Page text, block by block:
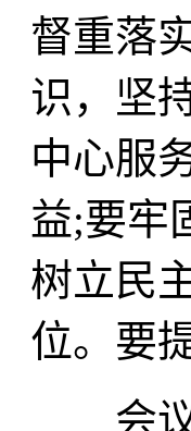
督重落
识，坚
中心服
益;要牢
树立民
位。要
会议